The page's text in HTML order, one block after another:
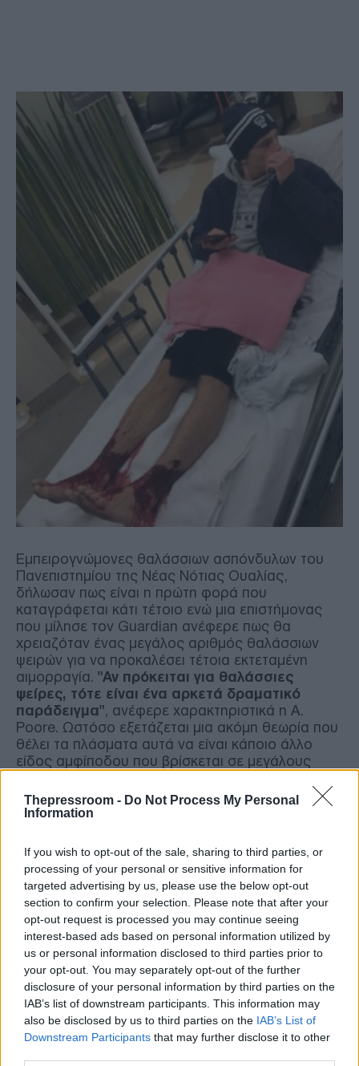
Thepressroom - Do Not Process My Personal
Information
If you wish to opt-out of the sale, sharing to third parties, or
processing of your personal or sensitive information for
targeted advertising by us, please use the below opt-out
section to confirm your selection. Please note that after your
opt-out request is processed you may continue seeing
interest-based ads based on personal information utilized by
us or personal information disclosed to third parties prior to
your opt-out. You may separately opt-out of the further
disclosure of your personal information by third parties on the
IAB’s list of downstream participants. This information may
also be disclosed by us to third parties on the IAB’s List of
Downstream Participants that may further disclose it to other
Εμπειρογνώμονες θαλάσσιων ασπόνδυλων του
Πανεπιστημίου της Νέας Νότιας Ουαλίας,
δήλωσαν πως είναι η πρώτη φορά που
καταγράφεται κάτι τέτοιο ενώ μια επιστήμονας
που μίλησε τον Guardian ανέφερε πως θα
χρειαζόταν ένας μεγάλος αριθμός θαλάσσιων
ψειρών για να προκαλέσει τέτοια εκτεταμένη
αιμορραγία. "Αν πρόκειται για θαλάσσιες
ψείρες, τότε είναι ένα αρκετά δραματικό
παράδειγμα", ανέφερε χαρακτηριστικά η A.
Poore. Ωστόσο εξετάζεται μια ακόμη θεωρία που
θέλει τα πλάσματα αυτά να είναι κάποιο άλλο
είδος αμφίποδου που βρίσκεται σε μεγάλους